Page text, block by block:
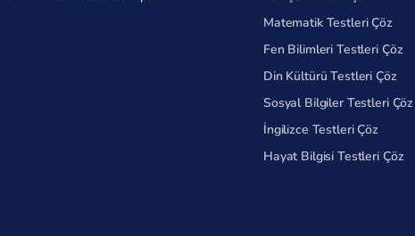
Matematik Testleri Çöz
Fen Bilimleri Testleri Çöz
Din Kültürü Testleri Çöz
Sosyal Bilgiler Testleri Çöz
İngilizce Testleri Çöz
Hayat Bilgisi Testleri Çöz